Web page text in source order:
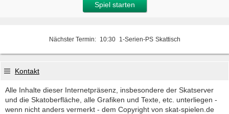
Spiel starten
Nächster Termin: 10:30 1-Serien-PS Skattisch
Kontakt
Alle Inhalte dieser Internetpräsenz, insbesondere der Skatserver
und die Skatoberfläche, alle Grafiken und Texte, etc. unterliegen -
wenn nicht anders vermerkt - dem Copyright von skat-spielen.de